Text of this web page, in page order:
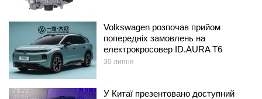
Volkswagen розпочав прийом
попередніх замовлень на
електрокросовер ID.AURA T6
30 липня
У Китаї презентовано доступний